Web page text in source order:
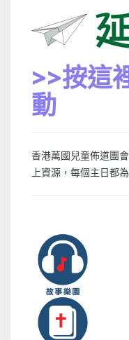
>>按這
動
香港萬國兒童佈道團
上資源，每個主日都